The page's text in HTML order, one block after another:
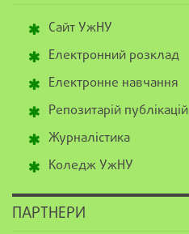
Сайт УжНУ
Електронний розклад
Електронне навчання
Репозитарій публікацій
Журналістика
Коледж УжНУ
ПАРТНЕРИ